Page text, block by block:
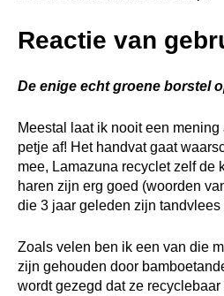
Reactie van
De enige echt groene borstel
Meestal laat ik nooit een
petje af! Het handvat gaat
mee, Lamazuna recyclet zelf de
haren zijn erg goed (woorden
die 3 jaar geleden zijn tandvlees
Zoals velen ben ik een van die
zijn gehouden door
wordt gezegd dat ze